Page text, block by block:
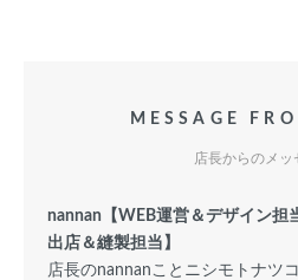
MESSAGE
店長からのメッ
nannan【WEB運営＆デザイン担
出店＆縫製担当】
店長のnannanことニシモトナツ